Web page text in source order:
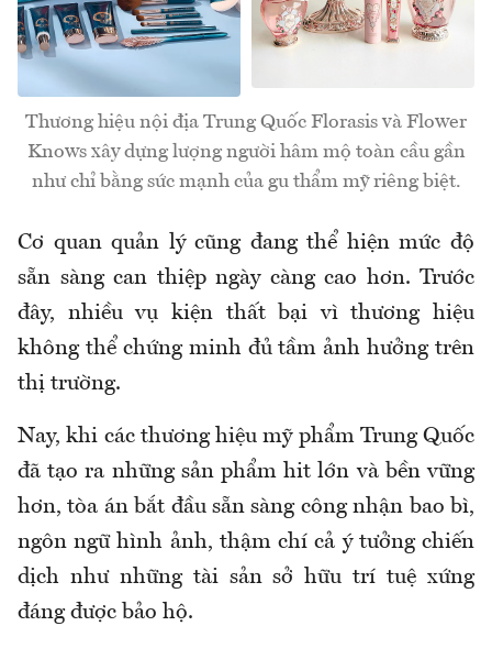
Thương hiệu nội địa Trung Quốc Florasis và Flower
Knows xây dựng lượng người hâm mộ toàn cầu gần
như chỉ bằng sức mạnh của gu thẩm mỹ riêng biệt.
Cơ quan quản lý cũng đang thể hiện mức độ
sẵn sàng can thiệp ngày càng cao hơn. Trước
đây, nhiều vụ kiện thất bại vì thương hiệu
không thể chứng minh đủ tầm ảnh hưởng trên
thị trường.
Nay, khi các thương hiệu mỹ phẩm Trung Quốc
đã tạo ra những sản phẩm hit lớn và bền vững
hơn, tòa án bắt đầu sẵn sàng công nhận bao bì,
ngôn ngữ hình ảnh, thậm chí cả ý tưởng chiến
dịch như những tài sản sở hữu trí tuệ xứng
đáng được bảo hộ.